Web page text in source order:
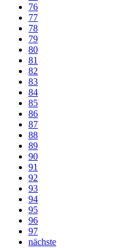
76
77
78
79
80
81
82
83
84
85
86
87
88
89
90
91
92
93
94
95
96
97
nächste